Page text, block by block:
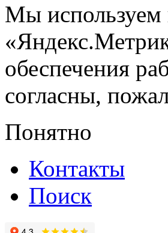
Мы используем
обеспечения
согласны,
Понятно
Контакты
Поиск